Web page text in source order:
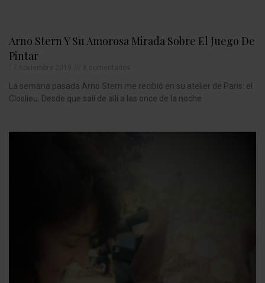
Arno Stern Y Su Amorosa Mirada Sobre El Juego De
Pintar
La semana pasada Arno Stern me recibió en su atelier de Paris: el
Closlieu. Desde que salí de allí a las once de la noche